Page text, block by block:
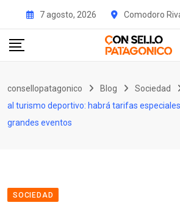
content
7 agosto, 2026 Comodoro
consellopatagonico Blog Sociedad
al turismo deportivo: habrá tarifas
grandes eventos
SOCIEDAD